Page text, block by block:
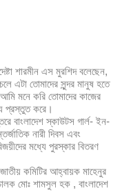
শারমীন এস মুরশিদ বলেছেন,
এটা তোমাদের সুন্দর মানুষ হতে
মনে করি তোমাদের কাজের
প্রস্তুত করে।
বাংলাদেশ স্কাউটস গার্ল- ইন-
নারী দিবস এবং
মধ্যে পুরস্কার বিতরণ
কমিটির আহ্বায়ক মাহেনুর
মোঃ শামসুল হক , বাংলাদেশ